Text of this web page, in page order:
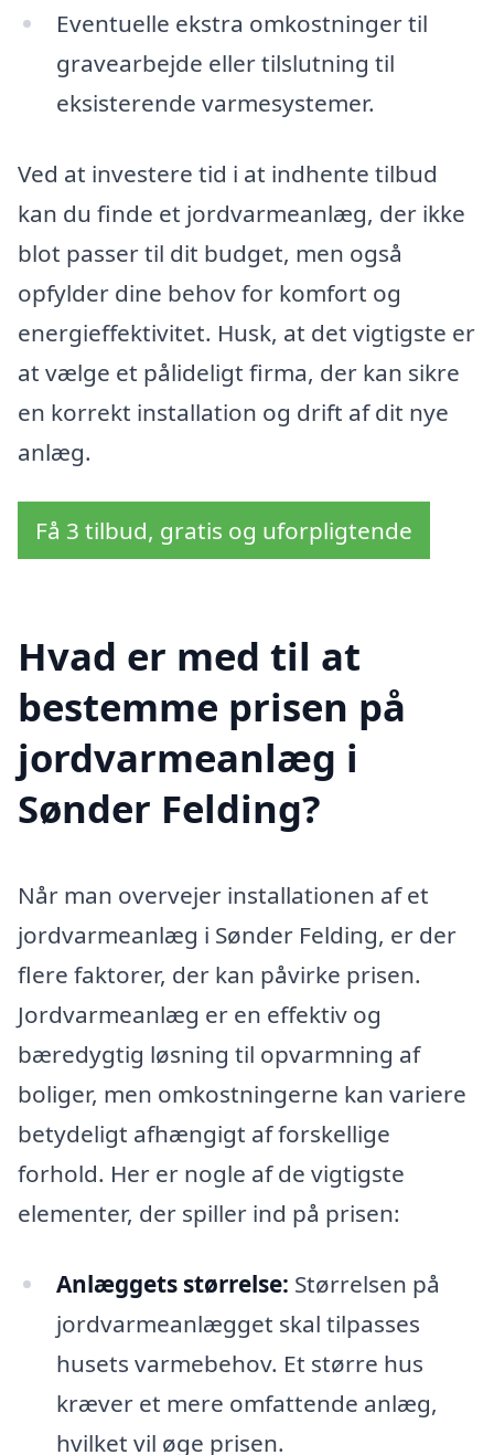
Eventuelle ekstra omkostninger til
gravearbejde eller tilslutning til
eksisterende varmesystemer.
Ved at investere tid i at indhente tilbud
kan du finde et jordvarmeanlæg, der ikke
blot passer til dit budget, men også
opfylder dine behov for komfort og
energieffektivitet. Husk, at det vigtigste er
at vælge et pålideligt firma, der kan sikre
en korrekt installation og drift af dit nye
anlæg.
Få 3 tilbud, gratis og uforpligtende
Hvad er med til at
bestemme prisen på
jordvarmeanlæg i
Sønder Felding?
Når man overvejer installationen af et
jordvarmeanlæg i Sønder Felding, er der
flere faktorer, der kan påvirke prisen.
Jordvarmeanlæg er en effektiv og
bæredygtig løsning til opvarmning af
boliger, men omkostningerne kan variere
betydeligt afhængigt af forskellige
forhold. Her er nogle af de vigtigste
elementer, der spiller ind på prisen:
Anlæggets størrelse: Størrelsen på
jordvarmeanlægget skal tilpasses
husets varmebehov. Et større hus
kræver et mere omfattende anlæg,
hvilket vil øge prisen.